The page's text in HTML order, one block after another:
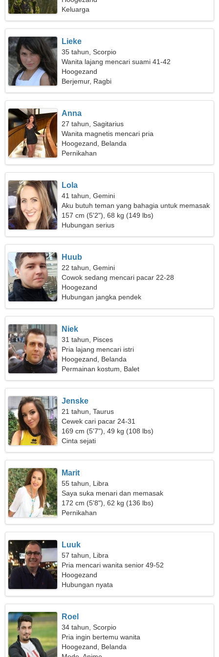
Keluarga
Lieke
35 tahun, Scorpio
Wanita lajang mencari suami 41-42
Hoogezand
Berjemur, Ragbi
Anna
27 tahun, Sagitarius
Wanita magnetis mencari pria
Hoogezand, Belanda
Pernikahan
Lola
41 tahun, Gemini
Aku butuh teman yang bahagia untuk memasak
bersama
157 cm (5'2"), 68 kg (149 lbs)
Hubungan serius
Huub
22 tahun, Gemini
Cowok sedang mencari pacar 22-28
Hoogezand
Hubungan jangka pendek
Niek
31 tahun, Pisces
Pria lajang mencari istri
Hoogezand, Belanda
Permainan kostum, Balet
Jenske
21 tahun, Taurus
Cewek cari pacar 24-31
169 cm (5'7"), 49 kg (108 lbs)
Cinta sejati
Marit
55 tahun, Libra
Saya suka menari dan memasak
172 cm (5'8"), 62 kg (136 lbs)
Pernikahan
Luuk
57 tahun, Libra
Pria mencari wanita senior 49-52
Hoogezand
Hubungan nyata
Roel
34 tahun, Scorpio
Pria ingin bertemu wanita
Hoogezand, Belanda